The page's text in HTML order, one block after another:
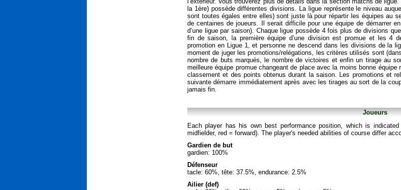
la 1ère) possède différentes divisions. La ligue représente le niveau
sont toutes égales entre elles) sont juste là pour répartir les équipes au
de centaines de joueurs. Il serait difficile pour une équipe de démarrer
d’une ligue par saison). Chaque ligue possède 4 fois plus de divisions
fin de saison, la première équipe d’une division est promue et les 4
promotion en Ligue 1, et personne ne descend dans les divisions de la
moment de juger les promotions/relégations, les critères utilisés sont
nombre de buts marqués, le nombre de victoires et enfin un tirage au
meilleure équipe promue changeant de place avec la moins bonne
classement et des points obtenus durant la saison. Les promotions et
suivante démarre immédiatement après avec les tirages au sort de la
jamais fin.
Joueurs
Each player has his own best performance position, which is
midfielder, red = forward). The player's needed abilities of course differ
Gardien de but
gardien: 100%
Défenseur
tacle: 60%, tête: 37.5%, endurance: 2.5%
Ailier (def)